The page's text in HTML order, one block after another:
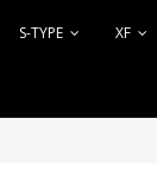
S-TYPE XF